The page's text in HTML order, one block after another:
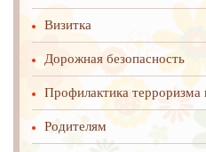
Визитка
Дорожная безопасность
Профилактика терроризма
Родителям